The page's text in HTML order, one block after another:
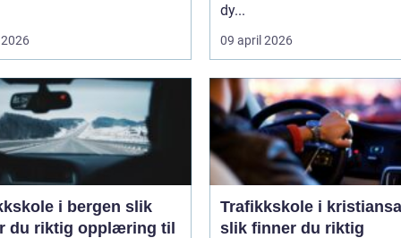
dy...
09 april 2026
i bergen slik
du riktig opplæring til
Trafikkskole i
slik finner du riktig